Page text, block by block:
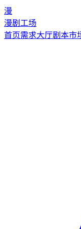
漫
漫剧工场
首页需求大厅剧本市